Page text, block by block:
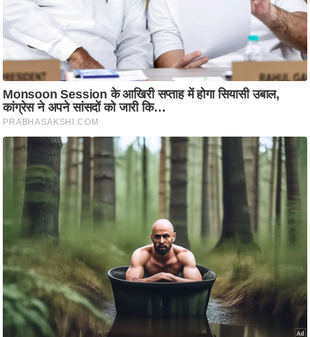
ति
ष
प्र
भु
म
हि
मा
व्र
त
त्यो
हा
र